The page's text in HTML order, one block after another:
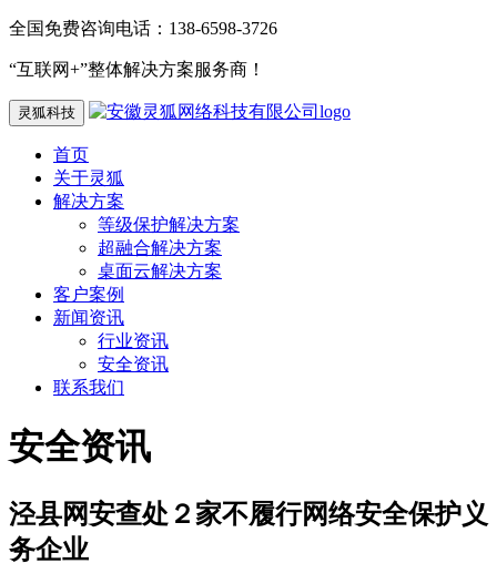
全国免费咨询电话：138-6598-3726
“互联网+”整体解决方案服务商！
灵狐科技
首页
关于灵狐
解决方案
等级保护解决方案
超融合解决方案
桌面云解决方案
客户案例
新闻资讯
行业资讯
安全资讯
联系我们
安全资讯
泾县网安查处２家不履行网络安全保护义
务企业